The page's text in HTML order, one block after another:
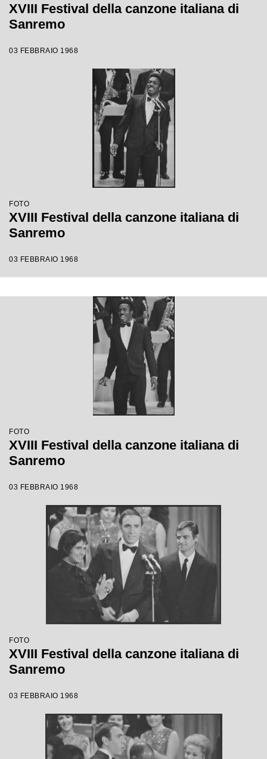
XVIII Festival della canzone italiana di
Sanremo
03 FEBBRAIO 1968
FOTO
XVIII Festival della canzone italiana di
Sanremo
03 FEBBRAIO 1968
FOTO
XVIII Festival della canzone italiana di
Sanremo
03 FEBBRAIO 1968
FOTO
XVIII Festival della canzone italiana di
Sanremo
03 FEBBRAIO 1968